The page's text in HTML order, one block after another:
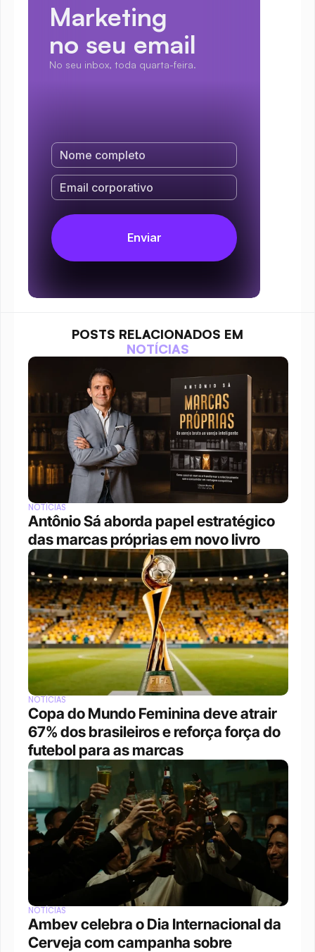
Marketing
no seu email
No seu inbox, toda quarta-feira.
POSTS RELACIONADOS EM
NOTÍCIAS
NOTÍCIAS
Antônio Sá aborda papel estratégico
das marcas próprias em novo livro
NOTÍCIAS
Copa do Mundo Feminina deve atrair
67% dos brasileiros e reforça força do
futebol para as marcas
NOTÍCIAS
Ambev celebra o Dia Internacional da
Cerveja com campanha sobre